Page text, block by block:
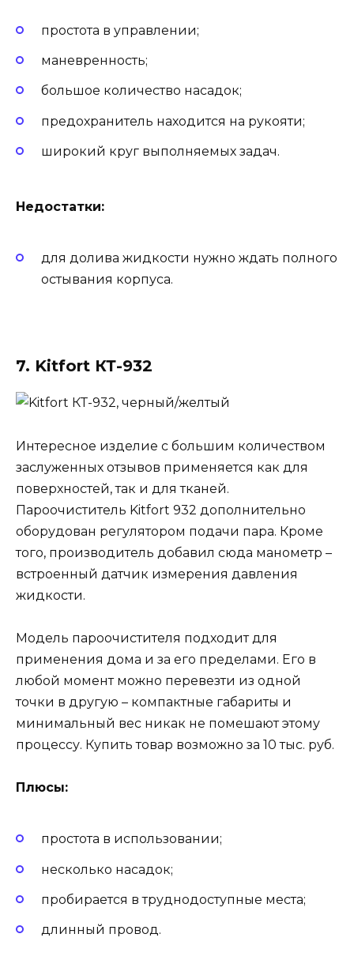
простота в управлении;
маневренность;
большое количество насадок;
предохранитель находится на рукояти;
широкий круг выполняемых задач.
Недостатки:
для долива жидкости нужно ждать полного
остывания корпуса.
7. Kitfort КТ-932
Интересное изделие с большим количеством
заслуженных отзывов применяется как для
поверхностей, так и для тканей.
Пароочиститель Kitfort 932 дополнительно
оборудован регулятором подачи пара. Кроме
того, производитель добавил сюда манометр –
встроенный датчик измерения давления
жидкости.
Модель пароочистителя подходит для
применения дома и за его пределами. Его в
любой момент можно перевезти из одной
точки в другую – компактные габариты и
минимальный вес никак не помешают этому
процессу. Купить товар возможно за 10 тыс. руб.
Плюсы:
простота в использовании;
несколько насадок;
пробирается в труднодоступные места;
длинный провод.